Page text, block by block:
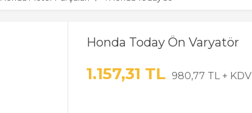
Honda Today Ön Varyatör
1.157,31 TL 980,77 TL + KDV